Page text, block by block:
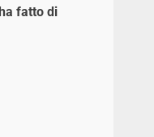
fatto di